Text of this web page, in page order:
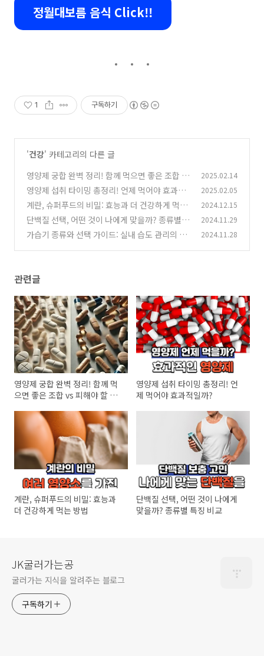
정월대보름 음식 Click!!
1 구독하기
'건강' 카테고리의 다른 글
영양제 궁합 완벽 정리! 함께 먹으면 좋은 조합 vs
피해야 할 조합 (1)
2025.02.14
영양제 섭취 타이밍 총정리! 언제 먹어야 효과적
일까?
(0)
2025.02.05
계란, 슈퍼푸드의 비밀: 효능과 더 건강하게 먹는
방법
(0)
2024.12.15
단백질 선택, 어떤 것이 나에게 맞을까? 종류별
특징 비교
(3)
2024.11.29
가습기 종류와 선택 가이드: 실내 습도 관리의 완
2024.11.28
관련글
영양제 궁합 완벽 정리! 함께 먹
으면 좋은 조합 vs 피해야 할 조
영양제 섭취 타이밍 총정리! 언
제 먹어야 효과적일까?
계란, 슈퍼푸드의 비밀: 효능과
더 건강하게 먹는 방법
단백질 선택, 어떤 것이 나에게
맞을까? 종류별 특징 비교
JK굴러가는공
굴러가는 지식을 알려주는 블로그
구독하기